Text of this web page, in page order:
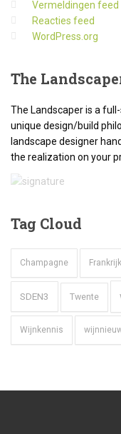
Vermeldingen feed
Reacties feed
WordPress.org
The
The Landscaper is a
unique design/build
landscape designer
the realization on your
Tag Cloud
Champagne Frankrijk
SDEN3 Twente
Wijnkennis